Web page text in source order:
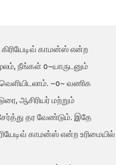
காமன்ஸ் என்ற
நீங்கள் o~யாருடனும்
வெளியிடலாம். ~o~ வணிக
ஆசிரியர் மற்றும்
தர வேண்டும். இதே
காமன்ஸ் என்ற உரிமையில்